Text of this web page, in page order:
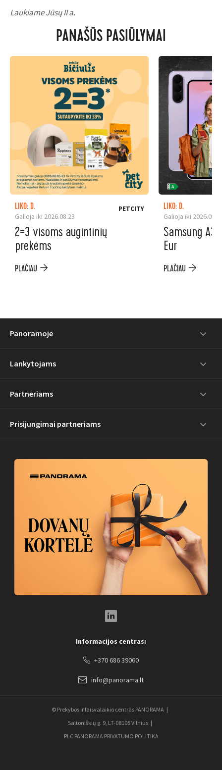
Laukiame Jūsų II a.
PANAŠŪS PASIŪLYMAI
LIKO: D.
Galioja iki 2026.08.23
PETCITY
2=3 visoms augintinių
prekėms
PLAČIAU
LIKO: D.
Galioja iki
Samsung
Eur
PLAČIAU
Panoramoje
Lankytojams
Partneriams
Prisijungimai partneriams
Informacijos centras:
+370 686 39060
info@panorama.lt
© Prekybos ir laisvalaikio centras PANORAMA
Saltoniškių g. 9, LT-08105 Vilnius
PLC PANORAMA PRIVATUMO POLITIKA